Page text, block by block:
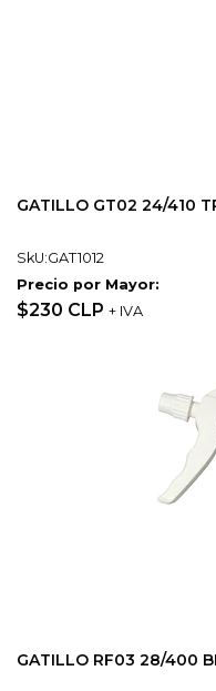
GATILLO GT02 24/410
SkU:GAT1012
Precio por Mayor:
$230 CLP + IVA
GATILLO RF03 28/400